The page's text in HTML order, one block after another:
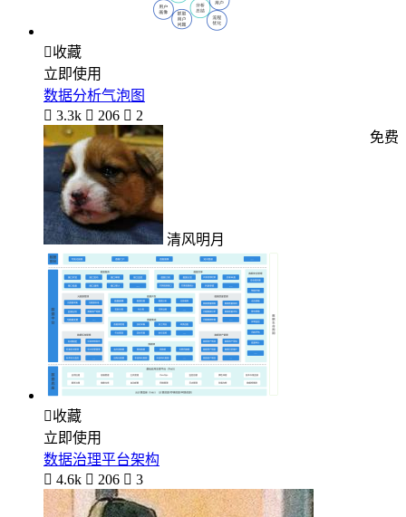
收藏
立即使用
数据分析气泡图
 3.3k  206  2
清风明月
免费
收藏
立即使用
数据治理平台架构
 4.6k  206  3